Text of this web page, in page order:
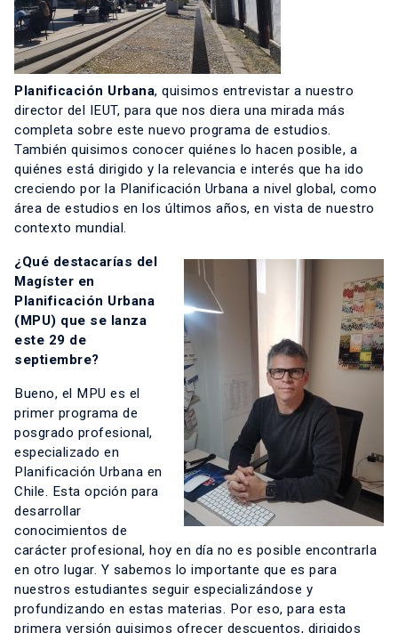
Planificación Urbana, quisimos entrevistar a nuestro
director del IEUT, para que nos diera una mirada más
completa sobre este nuevo programa de estudios.
También quisimos conocer quiénes lo hacen posible, a
quiénes está dirigido y la relevancia e interés que ha ido
creciendo por la Planificación Urbana a nivel global, como
área de estudios en los últimos años, en vista de nuestro
contexto mundial.
¿Qué destacarías del
Magíster en
Planificación Urbana
(MPU) que se lanza
este 29 de
septiembre?
Bueno, el MPU es el
primer programa de
posgrado profesional,
especializado en
Planificación Urbana en
Chile. Esta opción para
desarrollar
conocimientos de
carácter profesional, hoy en día no es posible encontrarla
en otro lugar. Y sabemos lo importante que es para
nuestros estudiantes seguir especializándose y
profundizando en estas materias. Por eso, para esta
primera versión quisimos ofrecer descuentos, dirigidos